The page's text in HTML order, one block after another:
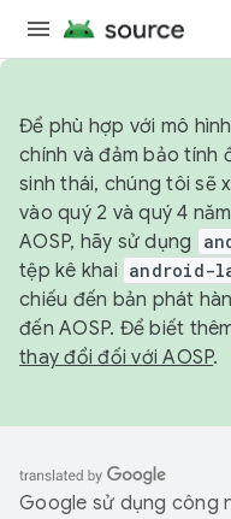
Để phù hợp với mô
chính và đảm bảo tính
sinh thái, chúng tôi sẽ
vào quý 2 và quý 4
AOSP, hãy sử dụng
tệp kê khai android-
chiếu đến bản phát
đến AOSP. Để biết
thay đổi đối với AOSP.
Google sử dụng công